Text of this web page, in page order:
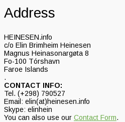
Address
HEINESEN.info
c/o Elin Brimheim Heinesen
Magnus Heinasonargøta 8
Fo-100 Tórshavn
Faroe Islands
.
CONTACT INFO:
Tel. (+298) 790527
Email: elin(at)heinesen.info
Skype: elinhein
You can also use our Contact Form.